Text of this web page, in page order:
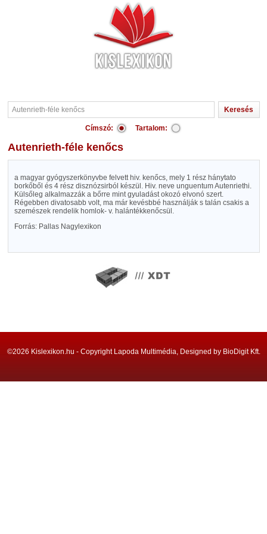
Címszó: Tartalom:
Autenrieth-féle kenőcs
a magyar gyógyszerkönyvbe felvett hiv. kenőcs, mely 1 rész hánytato
borkőből és 4 rész disznózsirból készül. Hiv. neve unguentum Autenriethi.
Külsőleg alkalmazzák a bőrre mint gyuladást okozó elvonó szert.
Régebben divatosabb volt, ma már kevésbbé használják s talán csakis a
szemészek rendelik homlok- v. halántékkenőcsül.
Forrás: Pallas Nagylexikon
©2026 Kislexikon.hu - Copyright Lapoda Multimédia, Designed by BioDigit Kft.